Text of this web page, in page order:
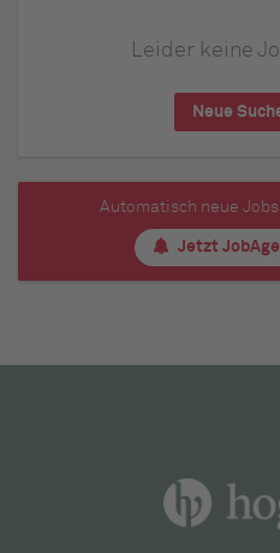
Leider keine
Neue
Automatisch neue
Jetzt